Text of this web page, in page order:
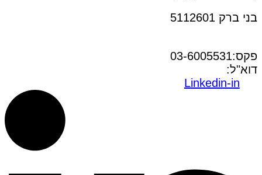
בני ברק 5112601
פקס:03-6005531
דוא"ל:
Linkedin-in